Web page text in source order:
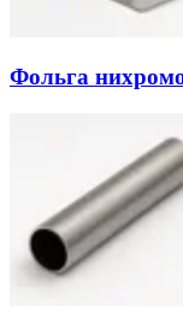
Фольга